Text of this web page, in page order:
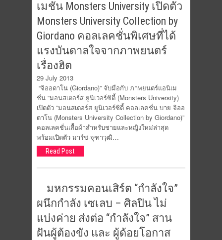
เมชั่น Monsters University เปิดตัว
Monsters University Collection by
Giordano คอลเลคชั่นพิเศษที่ได้
แรงบันดาลใจจากภาพยนตร์
เรื่องฮิต
29 July 2013
“จิออดาโน (Giordano)” จับมือกับ ภาพยนตร์แอนิเม
ชั่น “มอนสเตอร์ส ยูนิเวอร์ซิตี้ (Monsters University)
เปิดตัว “มอนสเตอร์ส ยูนิเวอร์ซิตี้ คอลเลคชั่น บาย จิออ
ดาโน (Monsters University Collection by Giordano)”
คอลเลคชั่นเสื้อผ้าสำหรับชายและหญิงใหม่ล่าสุด
พร้อมเปิดตัว มาร์ช-จุฑาวุฒิ…
Read Post
มหกรรมคอนเสิร์ต “กำลังใจ”
ผนึกกำลัง เซเลบ – ศิลปิน ไม่
แบ่งค่าย ส่งต่อ “กำลังใจ” สาน
ฝันผู้ต้องขัง และ ผู้ด้อยโอกาส